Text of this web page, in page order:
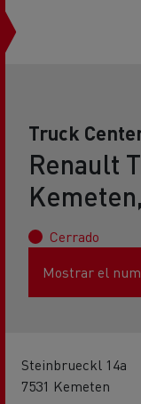
Truck
Renault
Cerrado
Mostrar el
Steinbrueckl 14a
7531 Kemeten